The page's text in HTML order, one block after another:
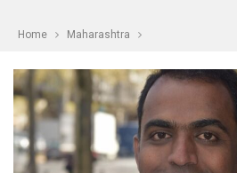
Home Maharashtra